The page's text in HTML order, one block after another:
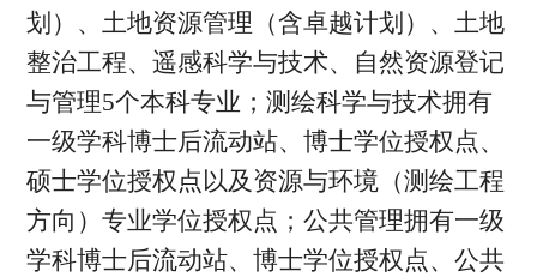
划）、土地资源管理（含卓越计划）、土地
整治工程、遥感科学与技术、自然资源登记
与管理5个本科专业；测绘科学与技术拥有
一级学科博士后流动站、博士学位授权点、
硕士学位授权点以及资源与环境（测绘工程
方向）专业学位授权点；公共管理拥有一级
学科博士后流动站、博士学位授权点、公共